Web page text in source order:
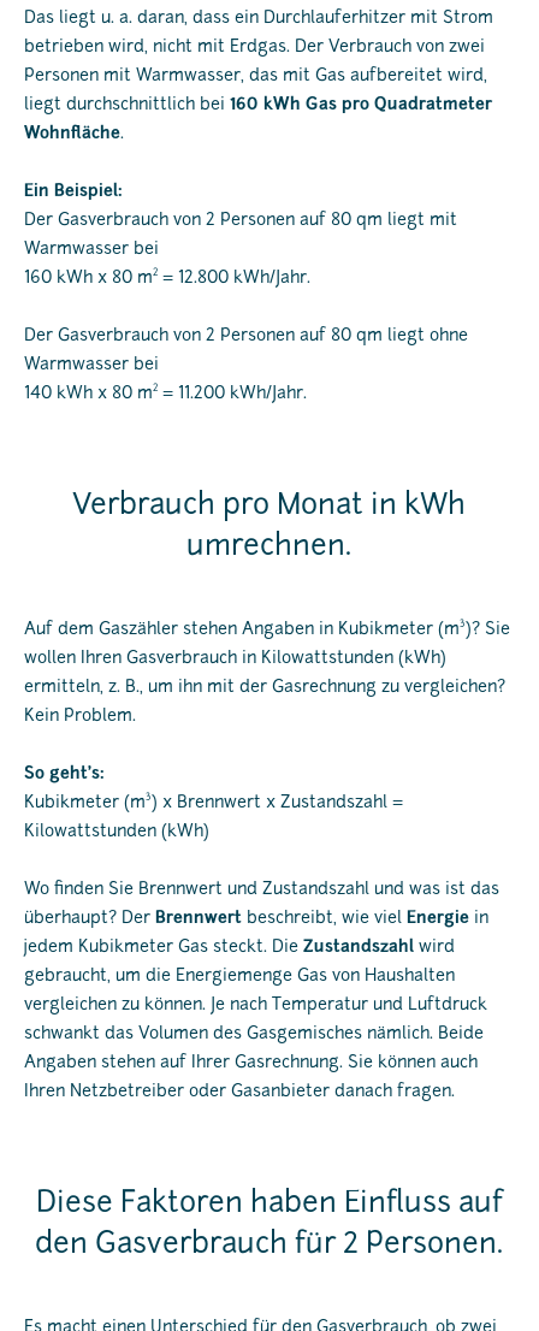
Das liegt u. a. daran, dass ein Durchlauferhitzer mit Strom
betrieben wird, nicht mit Erdgas. Der Verbrauch von zwei
Personen mit Warmwasser, das mit Gas aufbereitet wird,
liegt durchschnittlich bei 160 kWh Gas pro Quadratmeter
Wohnfläche.
Ein Beispiel:
Der Gasverbrauch von 2 Personen auf 80 qm liegt mit
Warmwasser bei
160 kWh x 80 m2 = 12.800 kWh/Jahr.
Der Gasverbrauch von 2 Personen auf 80 qm liegt ohne
Warmwasser bei
140 kWh x 80 m2 = 11.200 kWh/Jahr.
Verbrauch pro Monat in kWh
umrechnen.
Auf dem Gaszähler stehen Angaben in Kubikmeter (m3)? Sie
wollen Ihren Gasverbrauch in Kilowattstunden (kWh)
ermitteln, z. B., um ihn mit der Gasrechnung zu vergleichen?
Kein Problem.
So geht’s:
Kubikmeter (m3) x Brennwert x Zustandszahl =
Kilowattstunden (kWh)
Wo finden Sie Brennwert und Zustandszahl und was ist das
überhaupt? Der Brennwert beschreibt, wie viel Energie in
jedem Kubikmeter Gas steckt. Die Zustandszahl wird
gebraucht, um die Energiemenge Gas von Haushalten
vergleichen zu können. Je nach Temperatur und Luftdruck
schwankt das Volumen des Gasgemisches nämlich. Beide
Angaben stehen auf Ihrer Gasrechnung. Sie können auch
Ihren Netzbetreiber oder Gasanbieter danach fragen.
Diese Faktoren haben Einfluss auf
den Gasverbrauch für 2 Personen.